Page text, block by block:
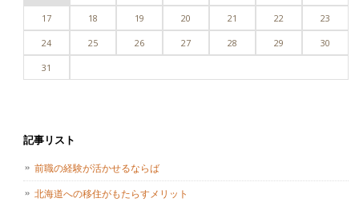
17 18 19 20 21 22 23
24 25 26 27 28 29 30
31
記事リスト
前職の経験が活かせるならば
北海道への移住がもたらすメリット